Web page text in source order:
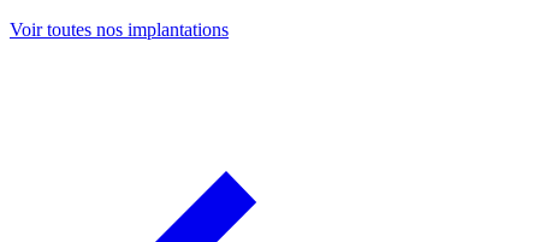
Voir toutes nos implantations